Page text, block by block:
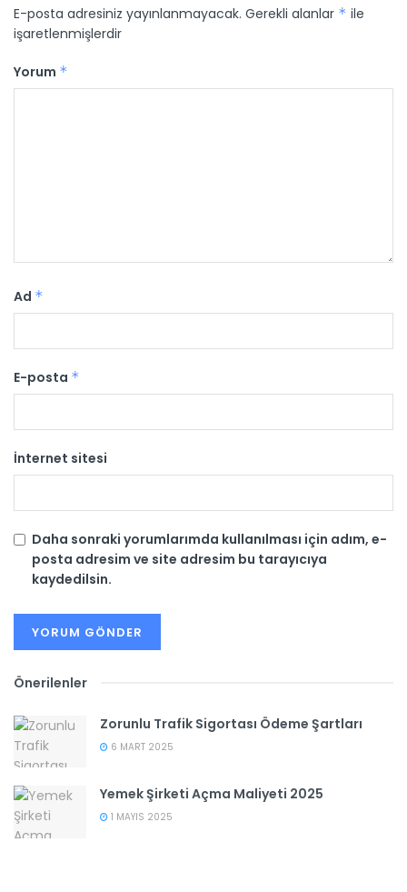
E-posta adresiniz yayınlanmayacak. Gerekli alanlar * ile
işaretlenmişlerdir
Yorum *
Ad *
E-posta *
İnternet sitesi
Daha sonraki yorumlarımda kullanılması için adım, e-
posta adresim ve site adresim bu tarayıcıya
kaydedilsin.
Önerilenler
Zorunlu Trafik Sigortası Ödeme Şartları
6 MART 2025
Yemek Şirketi Açma Maliyeti 2025
1 MAYIS 2025